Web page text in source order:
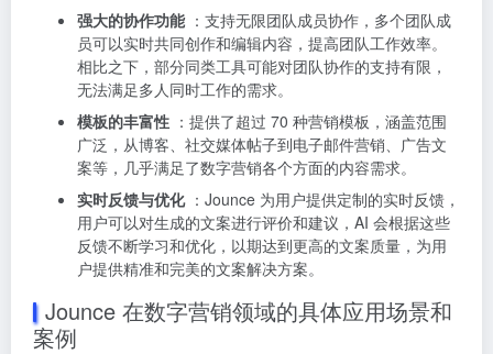
强大的协作功能：支持无限团队成员协作，多个团队成
员可以实时共同创作和编辑内容，提高团队工作效率。
相比之下，部分同类工具可能对团队协作的支持有限，
无法满足多人同时工作的需求。
模板的丰富性 ：提供了超过 70 种营销模板，涵盖范围
广泛，从博客、社交媒体帖子到电子邮件营销、广告文
案等，几乎满足了数字营销各个方面的内容需求。
实时反馈与优化：Jounce 为用户提供定制的实时反馈，
用户可以对生成的文案进行评价和建议，AI 会根据这些
反馈不断学习和优化，以期达到更高的文案质量，为用
户提供精准和完美的文案解决方案。
Jounce 在数字营销领域的具体应用场景和
案例